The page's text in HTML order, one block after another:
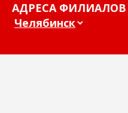
АДРЕСА ФИЛИАЛОВ